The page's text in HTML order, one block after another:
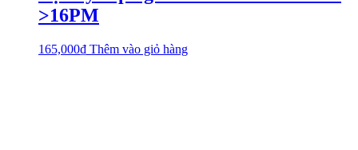
>16PM
165,000₫ Thêm vào giỏ hàng